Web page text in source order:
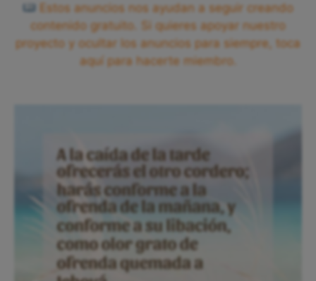
Estos anuncios nos ayudan a seguir creando
contenido gratuito. Si quieres apoyar nuestro
proyecto y ocultar los anuncios para siempre, toca
aquí para hacerte miembro.